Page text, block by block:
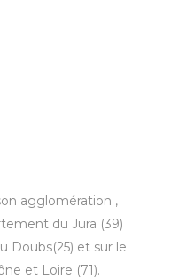
agglomération ,
du Jura (39)
Doubs(25) et sur le
et Loire (71).